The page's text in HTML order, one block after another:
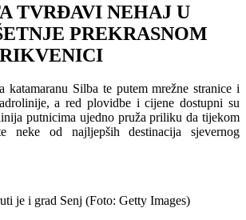
TVRĐAVI NEHAJ U
PREKRASNOM
katamaranu Silba te putem mrežne stranice i
a red plovidbe i cijene dostupni su
putnicima ujedno pruža priliku da tijekom
neke od najljepših destinacija sjevernog
je i grad Senj (Foto: Getty Images)